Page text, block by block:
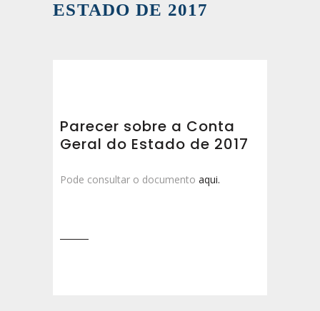
ESTADO DE 2017
Parecer sobre a Conta
Geral do Estado de 2017
Pode consultar o documento aqui.